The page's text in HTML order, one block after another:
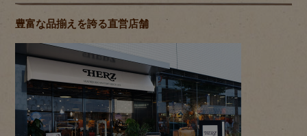
豊富な品揃えを誇る直営店舗